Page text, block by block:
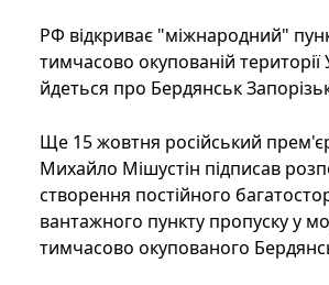
РФ відкриває "міжнародний"
тимчасово окупованій території
йдеться про Бердянськ
Ще 15 жовтня російський
Михайло Мішустін підписав
створення постійного
вантажного пункту пропуску у
тимчасово окупованого